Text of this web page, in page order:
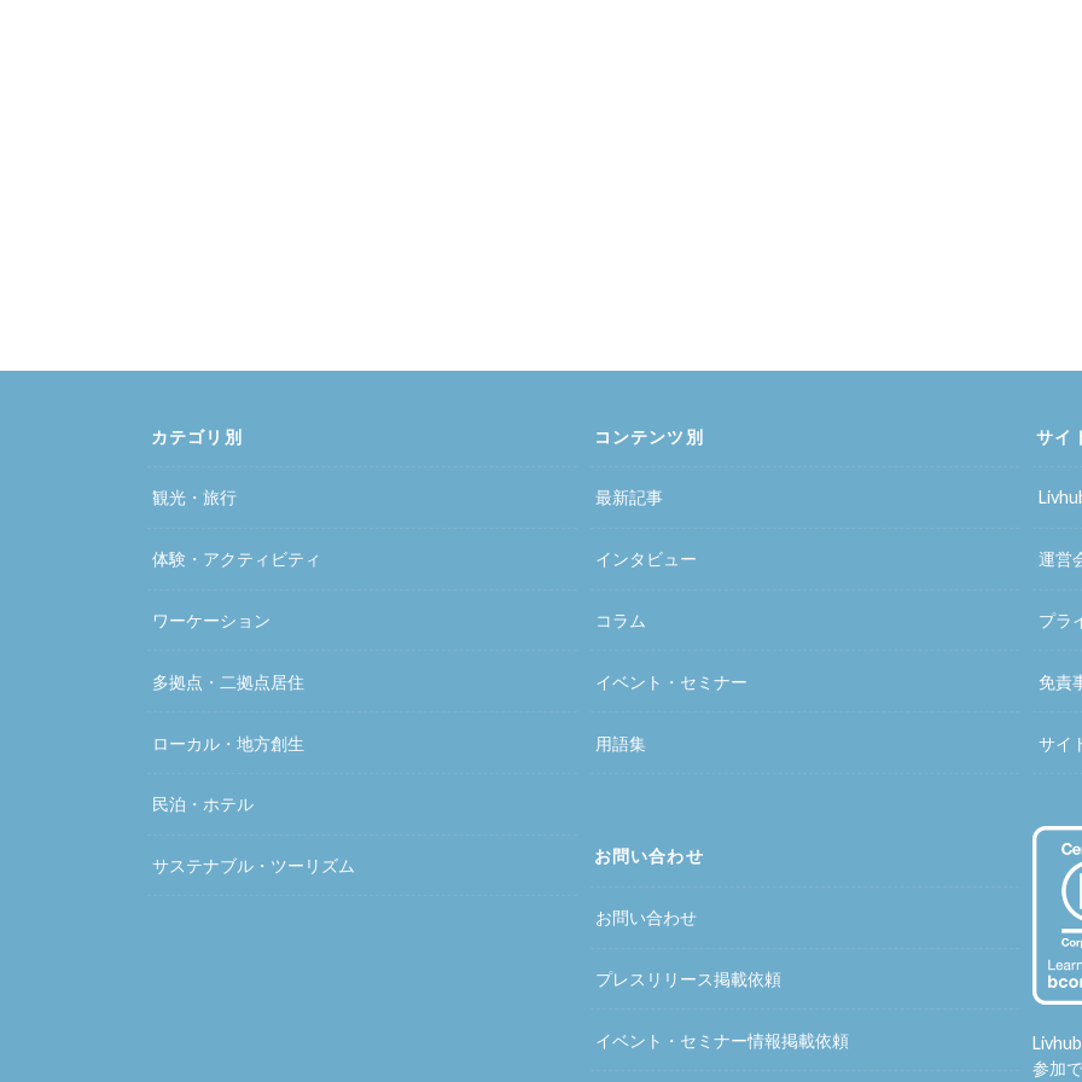
カテゴリ別
観光・旅行
体験・アクティビティ
ワーケーション
多拠点・二拠点居住
ローカル・地方創生
民泊・ホテル
サステナブル・ツーリズム
コンテンツ別
最新記事
インタビュー
コラム
イベント・セミナー
用語集
お問い合わせ
お問い合わせ
プレスリリース掲載依頼
イベント・セミナー情報掲載依頼
サイ
運営
プラ
免責
サイ
参加